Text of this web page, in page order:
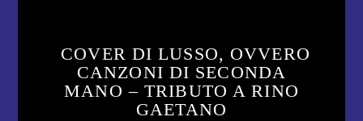
COVER DI LUSSO, OVVERO
CANZONI DI SECONDA
MANO – TRIBUTO A RINO
GAETANO